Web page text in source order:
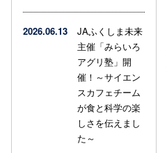
2026.06.13
JAふくしま未来
主催「みらいろ
アグリ塾」開
催！～サイエン
スカフェチーム
が食と科学の楽
しさを伝えまし
た～